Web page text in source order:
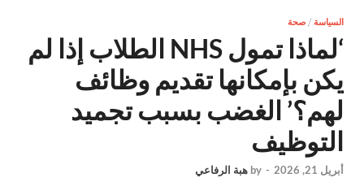
السياسة / صحة
‘لماذا تمول NHS الطلاب إذا لم
يكن بإمكانها تقديم وظائف
لهم؟’ الغضب بسبب تجميد
التوظيف
أبريل 21, 2026 -
by هبة الرفاعي